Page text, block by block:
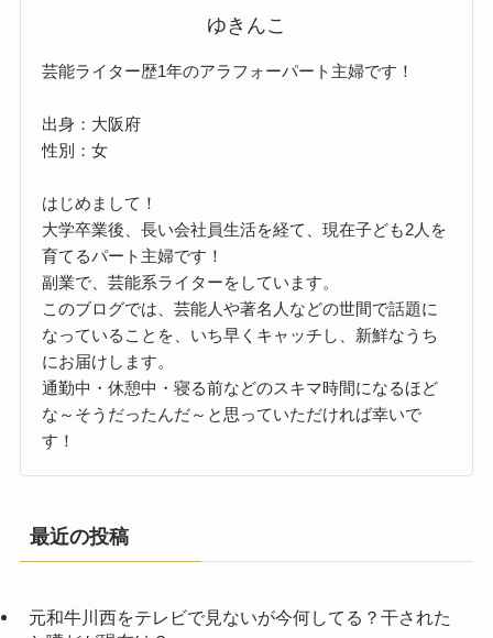
ゆきんこ
芸能ライター歴1年のアラフォーパート主婦です！
出身：大阪府
性別：女
はじめまして！
大学卒業後、長い会社員生活を経て、現在子ども2人を
育てるパート主婦です！
副業で、芸能系ライターをしています。
このブログでは、芸能人や著名人などの世間で話題に
なっていることを、いち早くキャッチし、新鮮なうち
にお届けします。
通勤中・休憩中・寝る前などのスキマ時間になるほど
な～そうだったんだ～と思っていただければ幸いで
す！
最近の投稿
元和牛川西をテレビで見ないが今何してる？干された